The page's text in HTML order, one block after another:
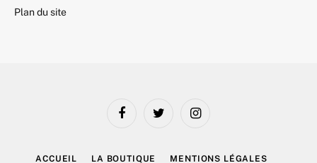
Plan du site
FacebookTwitter Instagram
ACCUEIL LA BOUTIQUE MENTIONS LÉGALES